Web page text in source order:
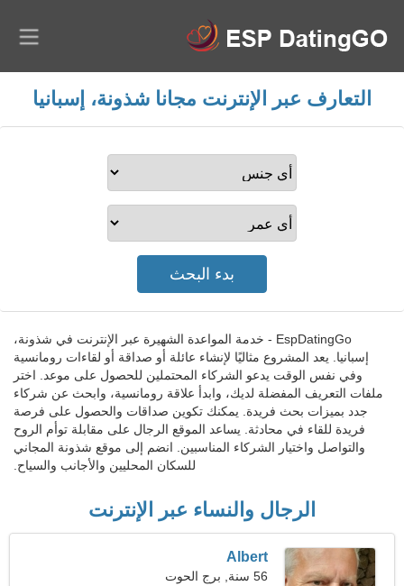
التعارف عبر الإنترنت مجانا شذونة، إسبانيا
EspDatingGo - خدمة المواعدة الشهيرة عبر الإنترنت في شذونة،
إسبانيا. يعد المشروع مثاليًا لإنشاء عائلة أو صداقة أو لقاءات رومانسية
وفي نفس الوقت يدعو الشركاء المحتملين للحصول على موعد. اختر
ملفات التعريف المفضلة لديك، وابدأ علاقة رومانسية، وابحث عن شركاء
جدد بميزات بحث فريدة. يمكنك تكوين صداقات والحصول على فرصة
فريدة للقاء في محادثة. يساعد الموقع الرجال على مقابلة توأم الروح
والتواصل واختيار الشركاء المناسبين. انضم إلى موقع شذونة المجاني
للسكان المحليين والأجانب والسياح.
الرجال والنساء عبر الإنترنت
Albert
56 سنة, برج الحوت